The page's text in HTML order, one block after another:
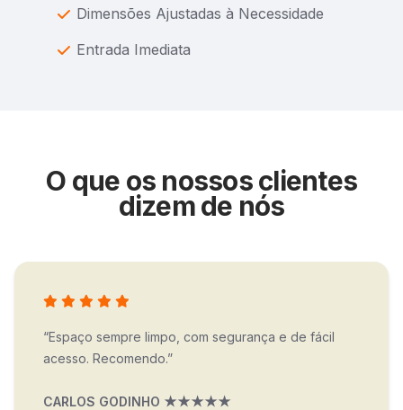
Dimensões Ajustadas à Necessidade
Entrada Imediata
O que os nossos clientes
dizem de nós
“Espaço sempre limpo, com segurança e de fácil
acesso. Recomendo.”
CARLOS GODINHO ★★★★★